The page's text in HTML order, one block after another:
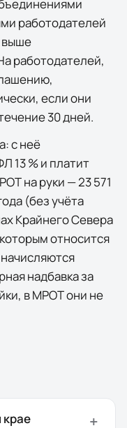
работодателей
выше
работодателей,
если они
30 дней.
с неё
13 % и платит
на руки —23 571
(без учёта
Крайнего Севера
относится
надбавка за
в МРОТ они не